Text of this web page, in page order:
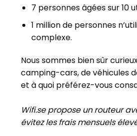
7 personnes âgées sur 10
1 million de personnes
complexe.
Nous sommes bien sûr
camping-cars, de véhicules
et à quoi préférez-vous
Wifi.se propose un routeur
évitez les frais mensuels